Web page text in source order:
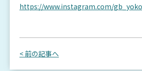
https://www.instagram.com/
< 前の記事へ